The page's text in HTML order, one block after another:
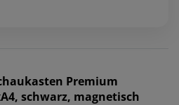
Premium
schwarz, magnetisch